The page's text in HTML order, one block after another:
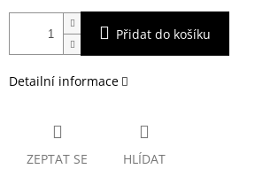
Přidat do košíku
Detailní informace
ZEPTAT SE HLÍDAT